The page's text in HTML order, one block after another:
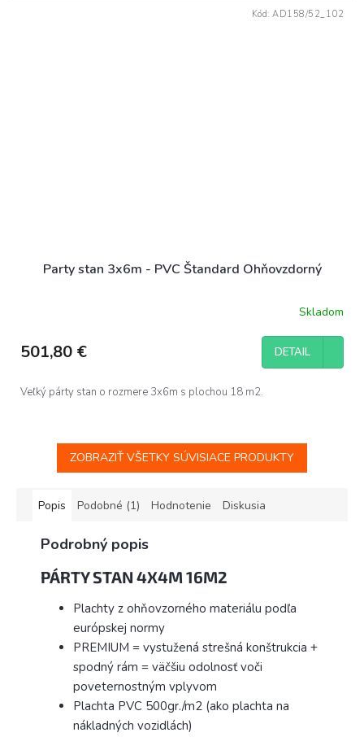
Party stan 3x6m - PVC Štandard Ohňovzdorný
Skladom
501,80 € DETAIL
Veľký párty stan o rozmere 3x6m s plochou 18 m2.
Kód: AD158/52_102
ZOBRAZIŤ VŠETKY SÚVISIACE PRODUKTY
Popis Podobné (1) Hodnotenie Diskusia
Podrobný popis
PÁRTY STAN 4X4M 16M2
Plachty z ohňovzorného materiálu podľa
európskej normy
PREMIUM = vystužená strešná konštrukcia +
spodný rám = väčšiu odolnosť voči
poveternostným vplyvom
Plachta PVC 500gr./m2 (ako plachta na
nákladných vozidlách)